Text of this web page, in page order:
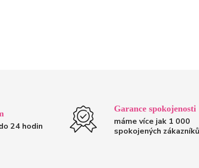
24 hodin
Garance spokojenosti
máme více jak 1 000
spokojených zákazníků